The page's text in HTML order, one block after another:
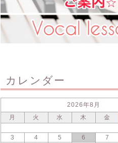
カレンダー
2026年8月
月
火 水 木 金
3
4 5 6 7